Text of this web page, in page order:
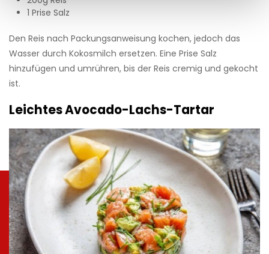
1 Prise Salz
Den Reis nach Packungsanweisung kochen, jedoch das
Wasser durch Kokosmilch ersetzen. Eine Prise Salz
hinzufügen und umrühren, bis der Reis cremig und gekocht
ist.
Leichtes Avocado-Lachs-Tartar